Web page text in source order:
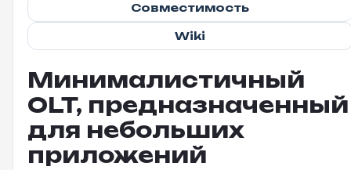
Совместимость
Wiki
Минималистичный
OLT, предназначенный
для небольших
приложений